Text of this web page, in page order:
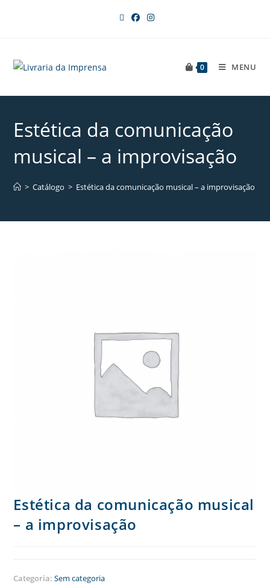
0 MENU
Estética da comunicação
musical – a improvisação
> Catálogo > Estética da comunicação musical – a improvisação
Estética da comunicação musical
– a improvisação
Categoria:Sem categoria